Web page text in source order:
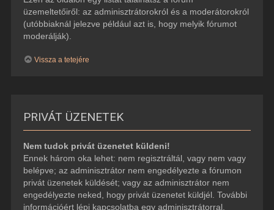
üzemeltetőiről: az adminisztrátorokról és a moderátorokról
(utóbbiaknál jelezve például azt is, hogy melyik fórumot
moderálják).
Vissza a tetejére
PRIVÁT ÜZENETEK
Nem tudok privát üzenetet küldeni!
Ennek három oka lehet: nem regisztráltál, vagy nem vagy
belépve; az adminisztrátor nem engedélyezte a fórumon
privát üzenetek küldését; vagy az adminisztrátor nem
engedélyezte neked, hogy privát üzenetet küldjél. További
információért lépj kapcsolatba egy adminisztrátorral.